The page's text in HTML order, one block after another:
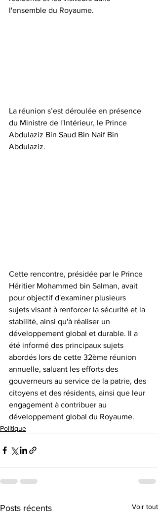
l'ensemble du Royaume.
La réunion s’est déroulée en présence
du Ministre de l'Intérieur, le Prince
Abdulaziz Bin Saud Bin Naif Bin
Abdulaziz.
Cette rencontre, présidée par le Prince
Héritier Mohammed bin Salman, avait
pour objectif d'examiner plusieurs
sujets visant à renforcer la sécurité et la
stabilité, ainsi qu'à réaliser un
développement global et durable. Il a
été informé des principaux sujets
abordés lors de cette 32ème réunion
annuelle, saluant les efforts des
gouverneurs au service de la patrie, des
citoyens et des résidents, ainsi que leur
engagement à contribuer au
développement global du Royaume.
Politique
Posts récents Voir tout